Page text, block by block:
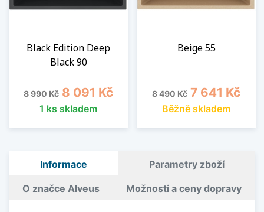
Black Edition Deep
Black 90
Běžná cena
8 990 Kč Cena
8 091 Kč
1 ks skladem
Beige 55
Běžná cena
8 490 Kč Cena
7 641 Kč
Běžně skladem
Informace Parametry zboží
O značce Alveus Možnosti a ceny dopravy